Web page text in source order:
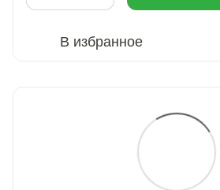
В избранное